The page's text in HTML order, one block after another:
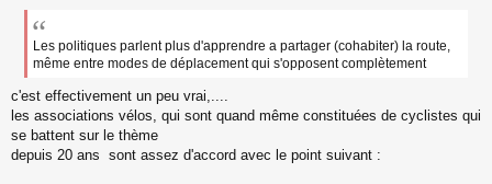
Les politiques parlent plus d'apprendre a partager (cohabiter) la route,
même entre modes de déplacement qui s'opposent complètement
c'est effectivement un peu vrai,....
les associations vélos, qui sont quand même constituées de cyclistes qui
se battent sur le thème
depuis 20 ans sont assez d'accord avec le point suivant :